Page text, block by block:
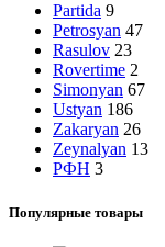
Partida 9
Petrosyan 47
Rasulov 23
Rovertime 2
Simonyan 67
Ustyan 186
Zakaryan 26
Zeynalyan 13
РФН 3
Популярные товары